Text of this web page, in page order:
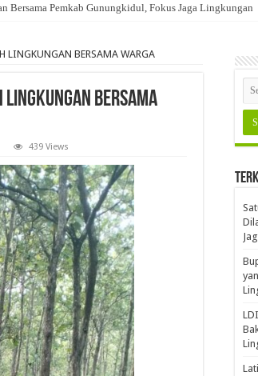
Bersama Pemkab Gunungkidul, Fokus Jaga Lingkungan
LINGKUNGAN BERSAMA WARGA
LINGKUNGAN BERSAMA
439 Views